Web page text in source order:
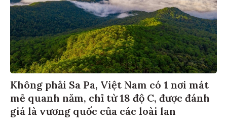
Không phải Sa Pa, Việt Nam có 1 nơi mát
mẻ quanh năm, chỉ từ 18 độ C, được đánh
giá là vương quốc của các loài lan